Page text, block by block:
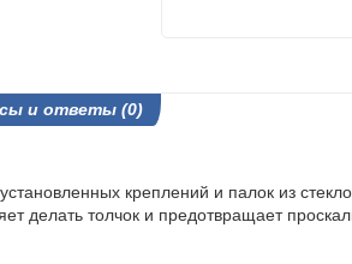
и ответы (0)
креплений и палок из
делать толчок и предотвращает